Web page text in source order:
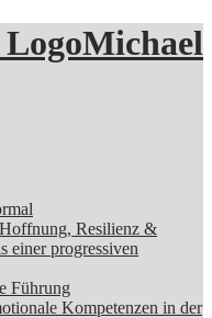
Michael
Resilienz &
einer progressiven
Führung
Kompetenzen in der